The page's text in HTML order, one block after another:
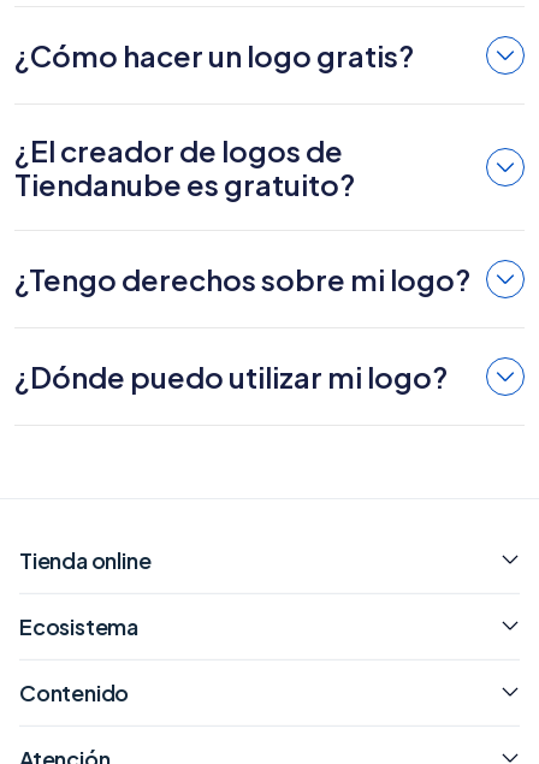
¿Cómo hacer un logo gratis?
¿El creador de logos de
Tiendanube es gratuito?
¿Tengo derechos sobre mi logo?
¿Dónde puedo utilizar mi logo?
Tienda online
Ecosistema
Contenido
Atención